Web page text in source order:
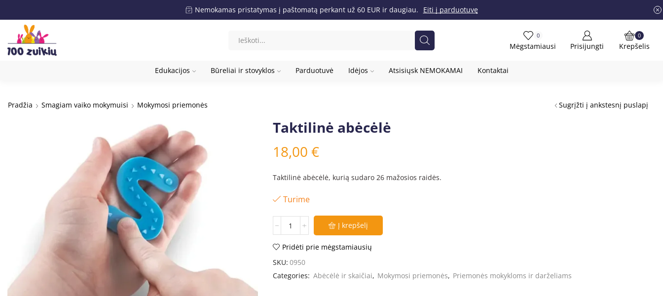
Nemokamas pristatymas į paštomatą perkant už 60 EUR ir daugiau. Eiti į parduotuvę
0
Mėgstamiausi Prisijungti
0
Krepšelis
Edukacijos Būreliai ir stovyklos Parduotuvė Idėjos Atsisiųsk NEMOKAMAI Kontaktai
Pradžia Smagiam vaiko mokymuisi Mokymosi priemonės Sugrįžti į ankstesnį puslapį
Taktilinė abėcėlė
18,00 €
Taktilinė abėcėlė, kurią sudaro 26 mažosios raidės.
Turime
Į krepšelį
Pridėti prie mėgstamiausių
SKU: 0950
Categories: Abėcėlė ir skaičiai, Mokymosi priemonės, Priemonės mokykloms ir darželiams